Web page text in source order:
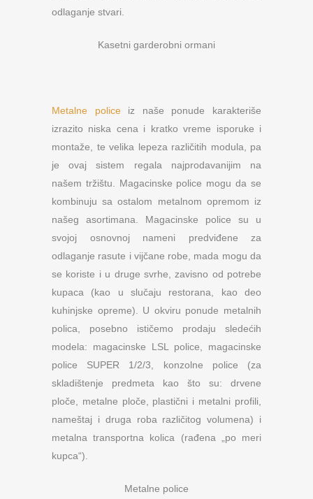
odlaganje stvari.
Kasetni garderobni ormani
Metalne policeiz naše ponude karakteriše
izrazito niska cena i kratko vreme isporuke i
montaže, te velika lepeza različitih modula, pa
je ovaj sistem regala najprodavanijim na
našem tržištu. Magacinske police mogu da se
kombinuju sa ostalom metalnom opremom iz
našeg asortimana. Magacinske police su u
svojoj osnovnoj nameni predviđene za
odlaganje rasute i vijčane robe, mada mogu da
se koriste i u druge svrhe, zavisno od potrebe
kupaca (kao u slučaju restorana, kao deo
kuhinjske opreme). U okviru ponude metalnih
polica, posebno ističemo prodaju sledećih
modela: magacinske LSL police, magacinske
police SUPER 1/2/3, konzolne police (za
skladištenje predmeta kao što su: drvene
ploče, metalne ploče, plastični i metalni profili,
nameštaj i druga roba različitog volumena) i
metalna transportna kolica (rađena „po meri
kupca“).
Metalne police